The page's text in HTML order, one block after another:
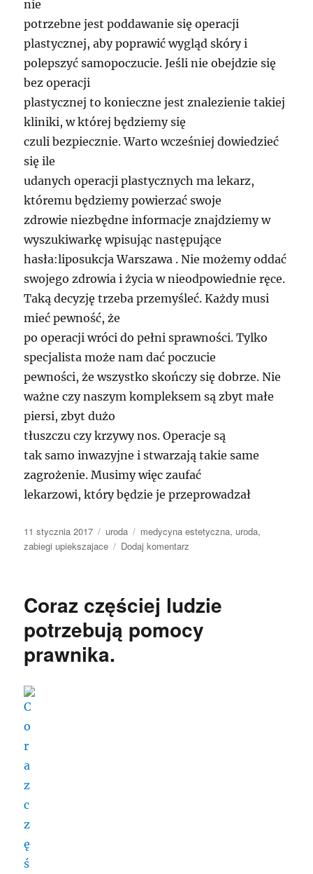
nie
potrzebne jest poddawanie się operacji
plastycznej, aby poprawić wygląd skóry i
polepszyć samopoczucie. Jeśli nie obejdzie się
bez operacji
plastycznej to konieczne jest znalezienie takiej
kliniki, w której będziemy się
czuli bezpiecznie. Warto wcześniej dowiedzieć
się ile
udanych operacji plastycznych ma lekarz,
któremu będziemy powierzać swoje
zdrowie niezbędne informacje znajdziemy w
wyszukiwarkę wpisując następujące
hasła:liposukcja Warszawa . Nie możemy oddać
swojego zdrowia i życia w nieodpowiednie ręce.
Taką decyzję trzeba przemyśleć. Każdy musi
mieć pewność, że
po operacji wróci do pełni sprawności. Tylko
specjalista może nam dać poczucie
pewności, że wszystko skończy się dobrze. Nie
ważne czy naszym kompleksem są zbyt małe
piersi, zbyt dużo
tłuszczu czy krzywy nos. Operacje są
tak samo inwazyjne i stwarzają takie same
zagrożenie. Musimy więc zaufać
lekarzowi, który będzie je przeprowadzał
Data
publikacji
11 stycznia 2017 Kategorie
uroda Tagi
medycyna estetyczna, uroda,
zabiegi upiekszajace
Dodaj komentarz
każdego
Coraz częściej ludzie
potrzebują pomocy
prawnika.